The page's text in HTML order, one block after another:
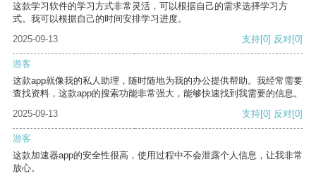
这款学习软件的学习方式非常灵活，可以根据自己的需求选择学习方
式。我可以根据自己的时间安排学习进度。
2025-09-13
支持[0] 反对[0]
游客
这款app就像我的私人助理，随时随地为我的办公提供帮助。我经常需要
查找资料，这款app的搜索功能非常强大，能够快速找到我需要的信息。
2025-09-13
支持[0] 反对[0]
游客
这款加速器app的安全性很高，使用过程中不会泄露个人信息，让我非常
放心。